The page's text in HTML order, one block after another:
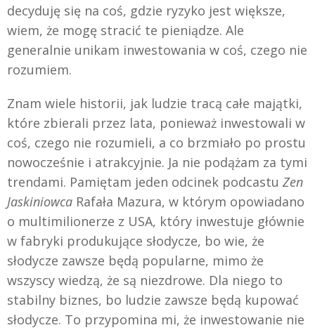
decyduję się na coś, gdzie ryzyko jest większe,
wiem, że mogę stracić te pieniądze. Ale
generalnie unikam inwestowania w coś, czego nie
rozumiem.
Znam wiele historii, jak ludzie tracą całe majątki,
które zbierali przez lata, ponieważ inwestowali w
coś, czego nie rozumieli, a co brzmiało po prostu
nowocześnie i atrakcyjnie. Ja nie podążam za tymi
trendami. Pamiętam jeden odcinek podcastu Zen
Jaskiniowca Rafała Mazura, w którym opowiadano
o multimilionerze z USA, który inwestuje głównie
w fabryki produkujące słodycze, bo wie, że
słodycze zawsze będą popularne, mimo że
wszyscy wiedzą, że są niezdrowe. Dla niego to
stabilny biznes, bo ludzie zawsze będą kupować
słodycze. To przypomina mi, że inwestowanie nie